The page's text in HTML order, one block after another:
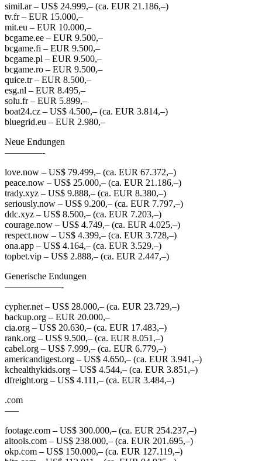
simil.ar – US$ 24.999,– (ca. EUR 21.186,–)
tv.fr – EUR 15.000,–
mit.eu – EUR 10.000,–
bcgame.ee – EUR 9.500,–
bcgame.fi – EUR 9.500,–
bcgame.pl – EUR 9.500,–
bcgame.ro – EUR 9.500,–
quice.tr – EUR 8.500,–
esg.nl – EUR 8.495,–
solu.fr – EUR 5.899,–
boat24.cz – US$ 4.500,– (ca. EUR 3.814,–)
bluegrid.eu – EUR 2.980,–
Neue Endungen
————-
love.now – US$ 79.499,– (ca. EUR 67.372,–)
peace.now – US$ 25.000,– (ca. EUR 21.186,–)
trady.xyz – US$ 9.888,– (ca. EUR 8.380,–)
seriously.now – US$ 9.200,– (ca. EUR 7.797,–)
ddc.xyz – US$ 8.500,– (ca. EUR 7.203,–)
courage.now – US$ 4.749,– (ca. EUR 4.025,–)
respect.now – US$ 4.399,– (ca. EUR 3.728,–)
ona.app – US$ 4.164,– (ca. EUR 3.529,–)
topbet.vip – US$ 2.888,– (ca. EUR 2.447,–)
Generische Endungen
——————-
cypher.net – US$ 28.000,– (ca. EUR 23.729,–)
backup.org – EUR 20.000,–
cia.org – US$ 20.630,– (ca. EUR 17.483,–)
rank.org – US$ 9.500,– (ca. EUR 8.051,–)
cabel.org – US$ 7.999,– (ca. EUR 6.779,–)
americandigest.org – US$ 4.650,– (ca. EUR 3.941,–)
kchealthykids.org – US$ 4.544,– (ca. EUR 3.851,–)
dfreight.org – US$ 4.111,– (ca. EUR 3.484,–)
.com
—–
footage.com – US$ 300.000,– (ca. EUR 254.237,–)
aitools.com – US$ 238.000,– (ca. EUR 201.695,–)
okp.com – US$ 150.000,– (ca. EUR 127.119,–)